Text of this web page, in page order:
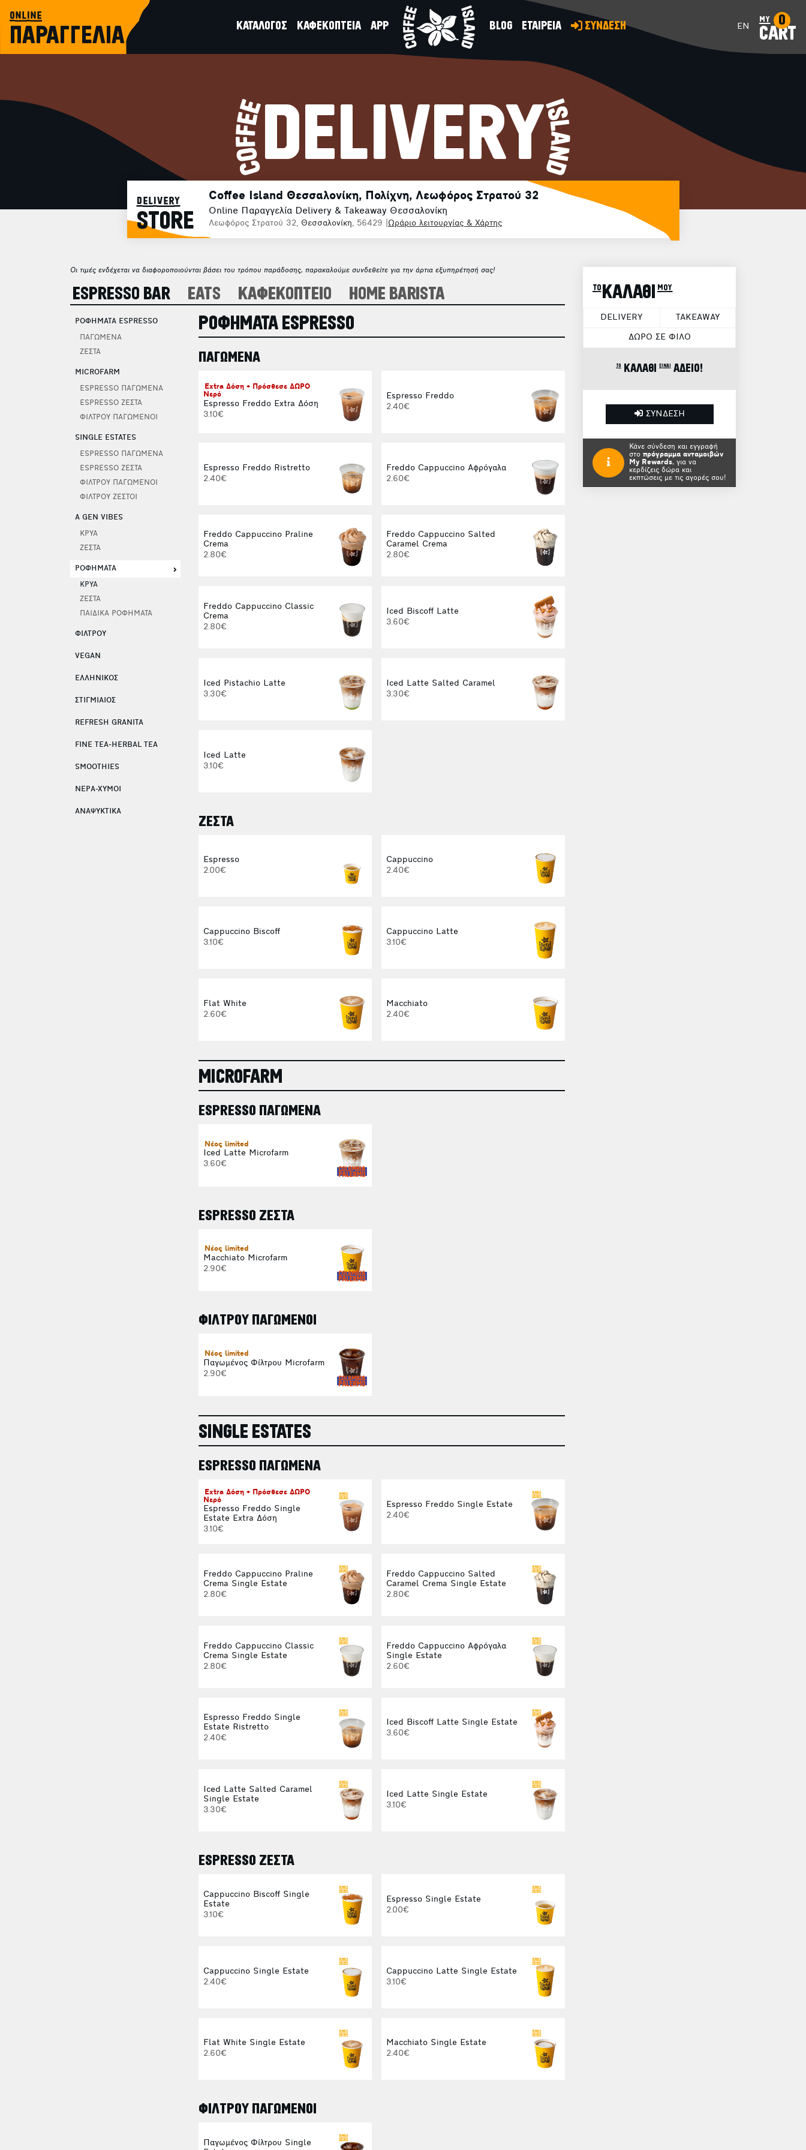
online
ΠΑΡΑΓΓΕΛΙΑ ΚΑΤΑΛΟΓΟΣ ΚΑΦΕΚΟΠΤΕΙΑ APP BLOG ΕΤΑΙΡΕΙΑ ΣΥΝΔΕΣΗ EN my
CART
0
DELIVERY
delivery
STORE
Coffee Island Θεσσαλονίκη, Πολίχνη, Λεωφόρος Στρατού 32
Online Παραγγελία Delivery & Takeaway Θεσσαλονίκη
Λεωφόρος Στρατού 32, Θεσσαλονίκη, 56429 Ωράριο λειτουργίας & Χάρτης
Οι τιμές ενδέχεται να διαφοροποιούνται βάσει του τρόπου παράδοσης, παρακαλούμε συνδεθείτε για την άρτια εξυπηρέτησή σας!
ESPRESSO BAR EATS ΚΑΦΕΚΟΠΤΕΙΟ HOME BARISTA
ΡΟΦΗΜΑΤΑ ESPRESSO
ΠΑΓΩΜΕΝΑ
ΖΕΣΤΑ
MICROFARM
ESPRESSO ΠΑΓΩΜΕΝΑ
ESPRESSO ΖΕΣΤΑ
ΦΙΛΤΡΟΥ ΠΑΓΩΜΕΝΟΙ
SINGLE ESTATES
ESPRESSO ΠΑΓΩΜΕΝΑ
ESPRESSO ΖΕΣΤΑ
ΦΙΛΤΡΟΥ ΠΑΓΩΜΕΝΟΙ
ΦΙΛΤΡΟΥ ΖΕΣΤΟΙ
A GEN VIBES
ΚΡΥΑ
ΖΕΣΤΑ
ΡΟΦΗΜΑΤΑ
ΚΡΥΑ
ΖΕΣΤΑ
ΠΑΙΔΙΚΑ ΡΟΦΗΜΑΤΑ
ΦΙΛΤΡΟΥ
VEGAN
ΕΛΛΗΝΙΚΟΣ
ΣΤΙΓΜΙΑΙΟΣ
REFRESH GRANITA
FINE TEA-HERBAL TEA
SMOOTHIES
ΝΕΡΑ-ΧΥΜΟΙ
ΑΝΑΨΥΚΤΙΚΑ
ΡΟΦΗΜΑΤΑ ESPRESSO
ΠΑΓΩΜΕΝΑ
Extra Δόση + Πρόσθεσε ΔΩΡΟ
Νερό
Espresso Freddo Extra Δόση
3.10€
Espresso Freddo
2.40€
Espresso Freddo Ristretto
2.40€
Freddo Cappuccino Αφρόγαλα
2.60€
Freddo Cappuccino Praline
Crema
2.80€
Freddo Cappuccino Salted
Caramel Crema
2.80€
Freddo Cappuccino Classic
Crema
2.80€
Iced Biscoff Latte
3.60€
Iced Pistachio Latte
3.30€
Iced Latte Salted Caramel
3.30€
Iced Latte
3.10€
ΖΕΣΤΑ
Espresso
2.00€
Cappuccino
2.40€
Cappuccino Biscoff
3.10€
Cappuccino Latte
3.10€
Flat White
2.60€
Macchiato
2.40€
MICROFARM
ESPRESSO ΠΑΓΩΜΕΝΑ
Νέος limited
Iced Latte Microfarm
3.60€
ESPRESSO ΖΕΣΤΑ
Νέος limited
Macchiato Microfarm
2.90€
ΦΙΛΤΡΟΥ ΠΑΓΩΜΕΝΟΙ
Νέος limited
Παγωμένος Φίλτρου Microfarm
2.90€
SINGLE ESTATES
ESPRESSO ΠΑΓΩΜΕΝΑ
Extra Δόση + Πρόσθεσε ΔΩΡΟ
Νερό
Espresso Freddo Single
Estate Extra Δόση
3.10€
Espresso Freddo Single Estate
2.40€
Freddo Cappuccino Praline
Crema Single Estate
2.80€
Freddo Cappuccino Salted
Caramel Crema Single Estate
2.80€
Freddo Cappuccino Classic
Crema Single Estate
2.80€
Freddo Cappuccino Αφρόγαλα
Single Estate
2.60€
Espresso Freddo Single
Estate Ristretto
2.40€
Iced Biscoff Latte Single Estate
3.60€
Iced Latte Salted Caramel
Single Estate
3.30€
Iced Latte Single Estate
3.10€
ESPRESSO ΖΕΣΤΑ
Cappuccino Biscoff Single
Estate
3.10€
Espresso Single Estate
2.00€
Cappuccino Single Estate
2.40€
Cappuccino Latte Single Estate
3.10€
Flat White Single Estate
2.60€
Macchiato Single Estate
2.40€
ΦΙΛΤΡΟΥ ΠΑΓΩΜΕΝΟΙ
Παγωμένος Φίλτρου Single
το ΚΑΛΑΘΙ μου
DELIVERY TAKEAWAY
ΔΩΡΟ ΣΕ ΦΙΛΟ
το ΚΑΛΑΘΙ είναι ΑΔΕΙΟ!
ΣΥΝΔΕΣΗ
Κάνε σύνδεση και εγγραφή
στο πρόγραμμα ανταμοιβών
My Rewards, για να
κερδίζεις δώρα και
εκπτώσεις με τις αγορές σου!